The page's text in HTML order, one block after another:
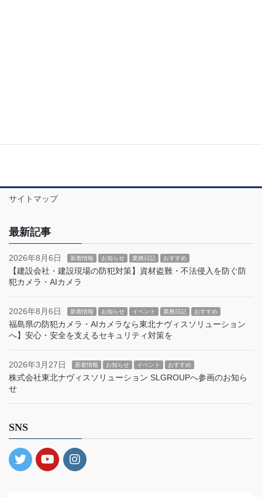
サイトマップ
最新記事
2026年8月6日 新着情報 お知らせ 業務日記 おすすめ
【建設会社・建設現場の防犯対策】資材盗難・不法侵入を防ぐ防
犯カメラ・AIカメラ
2026年8月6日 新着情報 お知らせ イベント 業務日記 おすすめ
福島県の防犯カメラ・AIカメラなら東北ナヴィスソリューション
へ】安心・安全を支えるセキュリティ対策を
2026年3月27日 新着情報 お知らせ イベント おすすめ
株式会社東北ナヴィスソリューション SLGROUPへ参画のお知ら
せ
SNS